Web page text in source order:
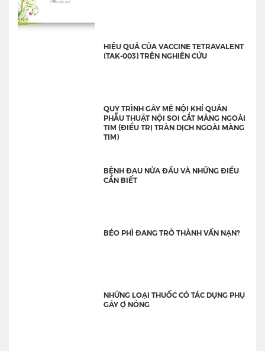
HIỆU QUẢ CỦA VACCINE TETRAVALENT
(TAK-003) TRÊN NGHIÊN CỨU
QUY TRÌNH GÂY MÊ NỘI KHÍ QUẢN
PHẪU THUẬT NỘI SOI CẮT MÀNG NGOÀI
TIM (ĐIỀU TRỊ TRÀN DỊCH NGOÀI MÀNG
TIM)
BỆNH ĐAU NỬA ĐẦU VÀ NHỮNG ĐIỀU
CẦN BIẾT
BÉO PHÌ ĐANG TRỞ THÀNH VẤN NẠN?
NHỮNG LOẠI THUỐC CÓ TÁC DỤNG PHỤ
GÂY Ợ NÓNG